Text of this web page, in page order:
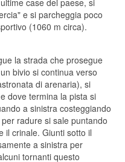
case del paese, si
e si parcheggia poco
(1060 m circa).
la strada che prosegue
bivio si continua verso
di arenaria), si
dove termina la pista si
a sinistra costeggiando
radure si sale puntando
il crinale. Giunti sotto il
a sinistra per
tornanti questo